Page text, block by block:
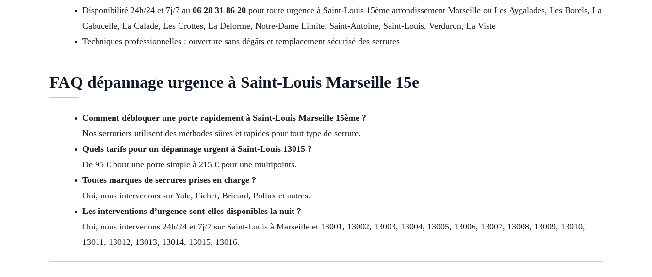
Disponibilité 24h/24 et 7j/7 au 06 28 31 86 20 pour toute urgence à Saint-Louis 15ème arrondissement Marseille ou Les Aygalades, Les Borels, La
Cabucelle, La Calade, Les Crottes, La Delorme, Notre-Dame Limite, Saint-Antoine, Saint-Louis, Verduron, La Viste
Techniques professionnelles : ouverture sans dégâts et remplacement sécurisé des serrures
FAQ dépannage urgence à Saint-Louis Marseille 15e
Comment débloquer une porte rapidement à Saint-Louis Marseille 15ème ?
Nos serruriers utilisent des méthodes sûres et rapides pour tout type de serrure.
Quels tarifs pour un dépannage urgent à Saint-Louis 13015 ?
De 95 € pour une porte simple à 215 € pour une multipoints.
Toutes marques de serrures prises en charge ?
Oui, nous intervenons sur Yale, Fichet, Bricard, Pollux et autres.
Les interventions d’urgence sont-elles disponibles la nuit ?
Oui, nous intervenons 24h/24 et 7j/7 sur Saint-Louis à Marseille et 13001, 13002, 13003, 13004, 13005, 13006, 13007, 13008, 13009, 13010,
13011, 13012, 13013, 13014, 13015, 13016.